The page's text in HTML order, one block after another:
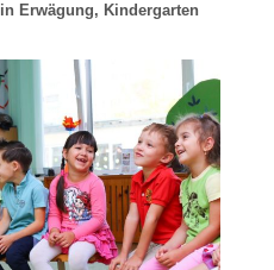
Erwägung, Kindergarten